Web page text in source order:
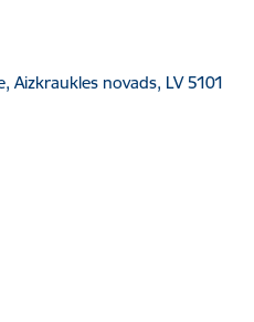
Aizkraukles novads, LV 5101